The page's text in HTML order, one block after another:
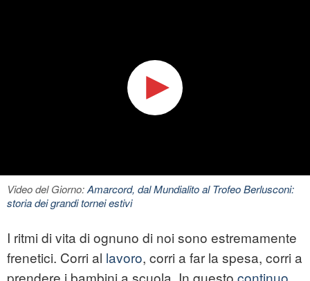
Video del Giorno:Amarcord, dal Mundialito al Trofeo Berlusconi:
storia dei grandi tornei estivi
I ritmi di vita di ognuno di noi sono estremamente
frenetici. Corri al lavoro, corri a far la spesa, corri a